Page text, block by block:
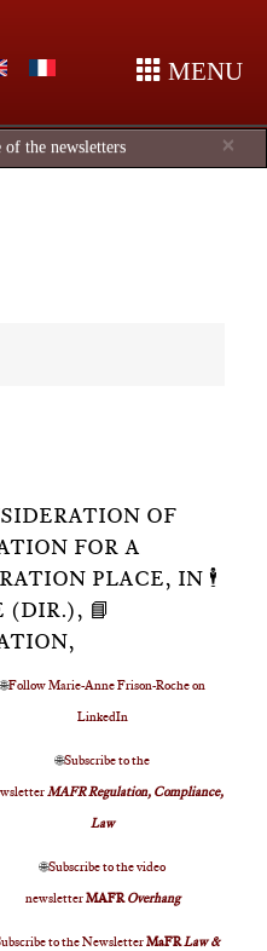
MENU
×
of the newsletters
OF
FOR A
PLACE, IN 🕴️
(DIR.), 📘
🌐Follow Marie-Anne Frison-Roche on
LinkedIn
🌐Subscribe to the
MAFR Regulation, Compliance,
Law
🌐Subscribe to the video
newsletterMAFROverhang
to the NewsletterMaFRLaw &